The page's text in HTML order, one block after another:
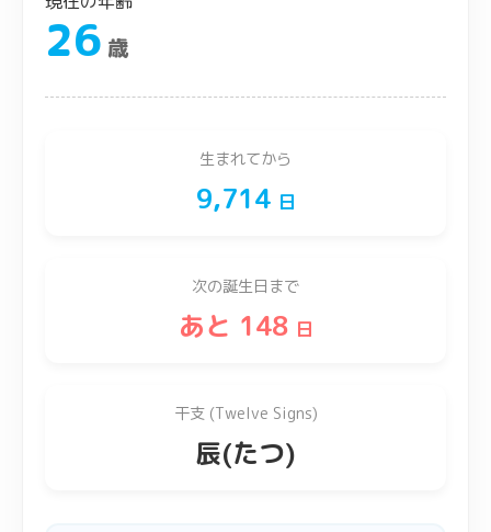
26 歳
生まれてから
9,714 日
次の誕生日まで
あと 148 日
干支 (Twelve Signs)
辰(たつ)